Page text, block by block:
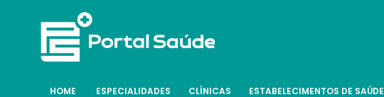
HOME ESPECIALIDADES CLÍNICAS ESTABELECIMENTOS DE SAÚDE